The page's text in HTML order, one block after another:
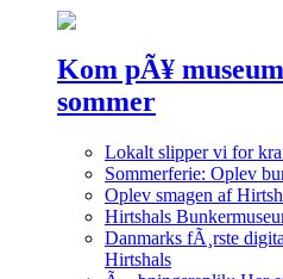
Kom pÃ¥
sommer
Lokalt slipper vi for
Sommerferie: Oplev
Oplev smagen af
Hirtshals
Danmarks fÃ¸rste
Hirtshals